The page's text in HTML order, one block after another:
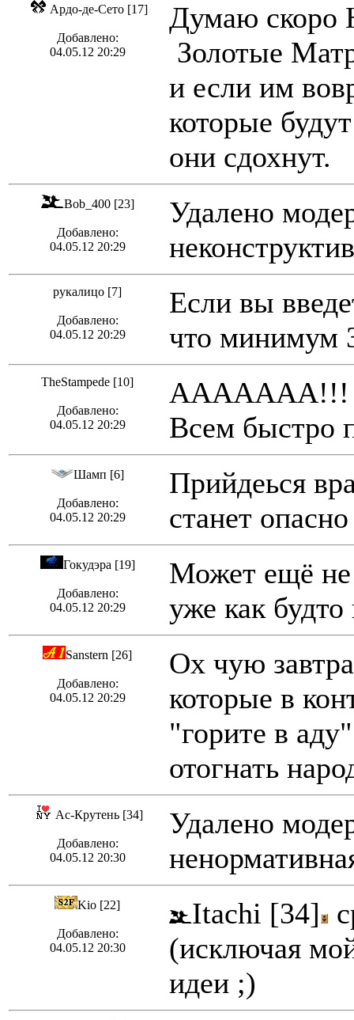
Ардо-де-Сето [17]
Добавлено:
04.05.12 20:29
Думаю скоро
Золотые
и если им
которые
они сдохнут.
Bob_400 [23]
Добавлено:
04.05.12 20:29
Удалено
рукалицо [7]
Добавлено:
04.05.12 20:29
Если вы
что минимум
TheStampede [10]
Добавлено:
04.05.12 20:29
ААААААА!!!
Всем быстро
Шамп [6]
Добавлено:
04.05.12 20:29
Прийдеься
станет
Гокудэра [19]
Добавлено:
04.05.12 20:29
Может ещё не
уже как будто
Sanstern [26]
Добавлено:
04.05.12 20:29
Ох чую
которые в
"горите в
отогнать
Ас-Крутень [34]
Добавлено:
04.05.12 20:30
Удалено
Kio [22]
Добавлено:
04.05.12 20:30
Itachi [34]
(исключая
идеи ;)